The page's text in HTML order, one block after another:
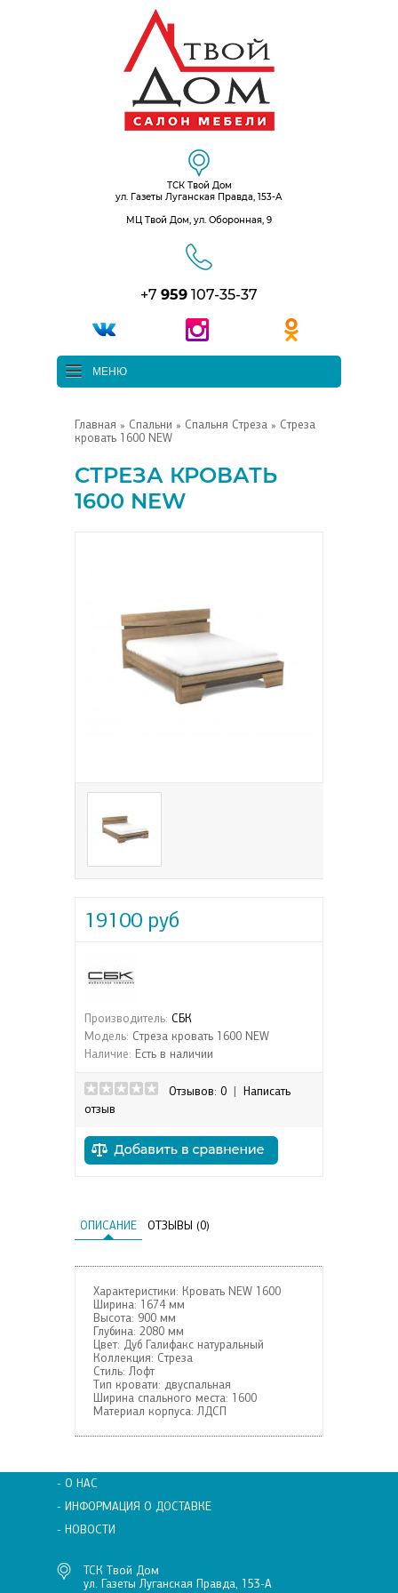
ТСК Твой Дом
ул. Газеты Луганская Правда, 153-А
МЦ Твой Дом, ул. Оборонная, 9
+7 959 107-35-37
МЕНЮ
Главная » Спальни » Спальня Стреза » Стреза
кровать 1600 NEW
СТРЕЗА КРОВАТЬ
1600 NEW
19100 руб
Производитель: СБК
Модель: Стреза кровать 1600 NEW
Наличие: Есть в наличии
Отзывов: 0
Написать
отзыв
ОПИСАНИЕ ОТЗЫВЫ (0)
Характеристики: Кровать NEW 1600
Ширина: 1674 мм
Высота: 900 мм
Глубина: 2080 мм
Цвет: Дуб Галифакс натуральный
Коллекция: Стреза
Стиль: Лофт
Тип кровати: двуспальная
Ширина спального места: 1600
Материал корпуса: ЛДСП
- О НАС
- ИНФОРМАЦИЯ О ДОСТАВКЕ
- НОВОСТИ
ТСК Твой Дом
ул. Газеты Луганская Правда, 153-А